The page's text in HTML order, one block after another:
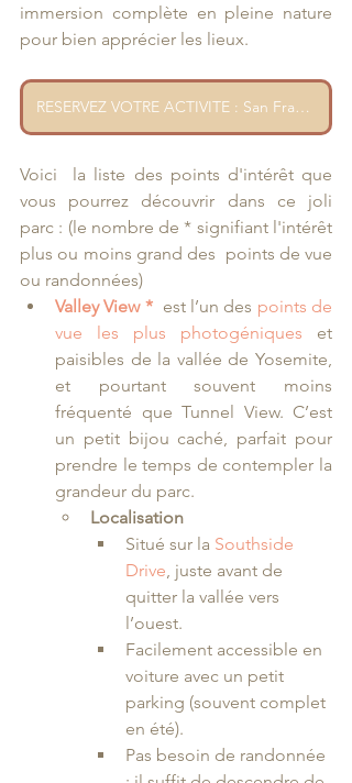
immersion complète en pleine nature
pour bien apprécier les lieux.
RESERVEZ VOTRE ACTIVITE : San Francisco - Randonnée dans le parc national de Yosemite et les Séquoias géants
Voici  la liste des points d'intérêt que
vous pourrez découvrir dans ce joli
parc : (le nombre de * signifiant l'intérêt
plus ou moins grand des  points de vue
ou randonnées)
Valley View * est l’un des points de
vue les plus photogéniques et
paisibles de la vallée de Yosemite,
et pourtant souvent moins
fréquenté que Tunnel View. C’est
un petit bijou caché, parfait pour
prendre le temps de contempler la
grandeur du parc.
Localisation
Situé sur la Southside
Drive , juste avant de
quitter la vallée vers
l’ouest.
Facilement accessible en
voiture avec un petit
parking (souvent complet
en été).
Pas besoin de randonnée